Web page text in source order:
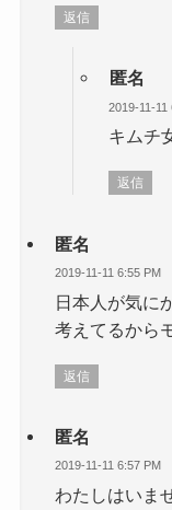
返信
匿名
2019-11-11
キムチ
返信
匿名
2019-11-11 6:55 PM
日本人が気に
考えてるから
返信
匿名
2019-11-11 6:57 PM
わたしはいま